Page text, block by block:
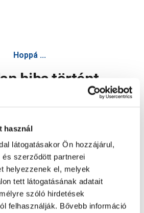
használ
látogatásakor Ön hozzájárul,
szerződött partnerei
helyezzenek el, melyek
tett látogatásának adatait
szóló hirdetések
felhasználják. Bővebb információ
Hoppá ...
hiba történt
Oldal újratöltése